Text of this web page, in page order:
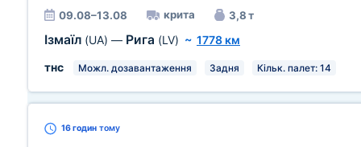
09.08–13.08 крита 3,8 т
Ізмаїл (UA) — Рига (LV) ~ 1778 км
тнс
Можл. дозавантаження Задня Кільк. палет: 14
16 годин тому